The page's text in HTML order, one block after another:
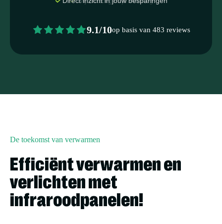
9.1/10op basis van 483 reviews
De toekomst van verwarmen
Efficiënt verwarmen en
verlichten met
infraroodpanelen!